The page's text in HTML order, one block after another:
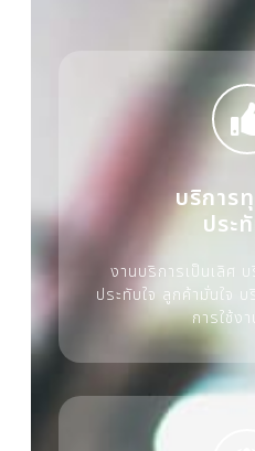
บริการ
ประ
งานบริการเป็นเลิศ บ
ประทับใจ ลูกค้ามั่นใจ บ
การใช้งา